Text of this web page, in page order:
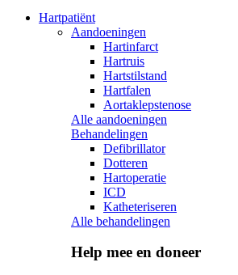
Hartpatiënt
Aandoeningen
Hartinfarct
Hartruis
Hartstilstand
Hartfalen
Aortaklepstenose
Alle aandoeningen
Behandelingen
Defibrillator
Dotteren
Hartoperatie
ICD
Katheteriseren
Alle behandelingen
Help mee en doneer